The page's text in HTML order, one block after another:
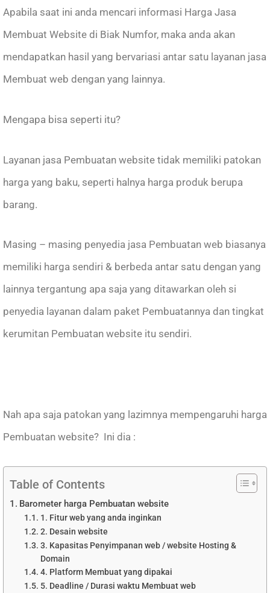
Apabila saat ini anda mencari informasi Harga Jasa
Membuat Website di Biak Numfor, maka anda akan
mendapatkan hasil yang bervariasi antar satu layanan jasa
Membuat web dengan yang lainnya.
Mengapa bisa seperti itu?
Layanan jasa Pembuatan website tidak memiliki patokan
harga yang baku, seperti halnya harga produk berupa
barang.
Masing – masing penyedia jasa Pembuatan web biasanya
memiliki harga sendiri & berbeda antar satu dengan yang
lainnya tergantung apa saja yang ditawarkan oleh si
penyedia layanan dalam paket Pembuatannya dan tingkat
kerumitan Pembuatan website itu sendiri.
Nah apa saja patokan yang lazimnya mempengaruhi harga
Pembuatan website? Ini dia :
Table of Contents
Barometer harga Pembuatan website
1. Fitur web yang anda inginkan
2. Desain website
3. Kapasitas Penyimpanan web / website Hosting &
Domain
4. Platform Membuat yang dipakai
5. Deadline / Durasi waktu Membuat web